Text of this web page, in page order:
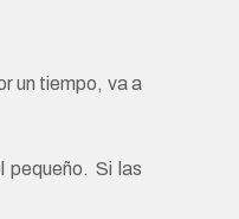
un tiempo, va a
pequeño. Si las